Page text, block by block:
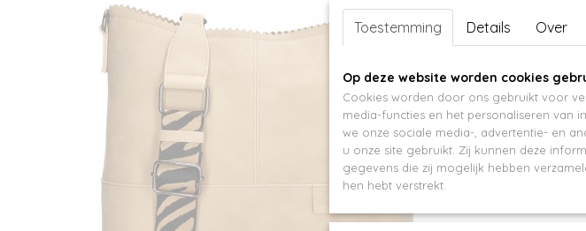
Merel
Aantal
Toestemming Details Over
Op deze website worden cookies
Cookies worden door ons gebruikt voor
media-functies en het personaliseren van
we onze sociale media-, advertentie- en
u onze site gebruikt. Zij kunnen deze
gegevens die zij mogelijk hebben
hen hebt verstrekt.